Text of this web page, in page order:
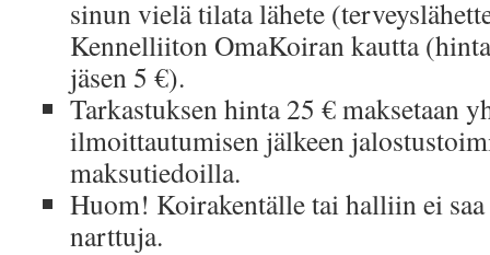
sinun vielä tilata lähete
Kennelliiton OmaKoiran kautta
jäsen 5 €).
Tarkastuksen hinta 25 € maksetaan
ilmoittautumisen jälkeen
maksutiedoilla.
Huom! Koirakentälle tai halliin ei
narttuja.